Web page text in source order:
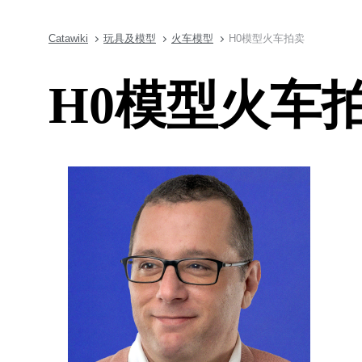
Catawiki 玩具及模型 火车模型 H0模型火车拍卖
H0模型火车